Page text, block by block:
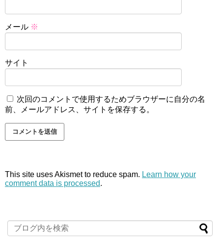
メール ※
サイト
次回のコメントで使用するためブラウザーに自分の名
前、メールアドレス、サイトを保存する。
This site uses Akismet to reduce spam. Learn how your
comment data is processed.